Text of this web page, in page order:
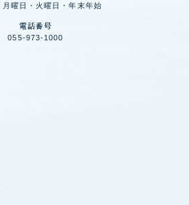
曜日・火曜日・年末年始
電話番号
055-973-1000